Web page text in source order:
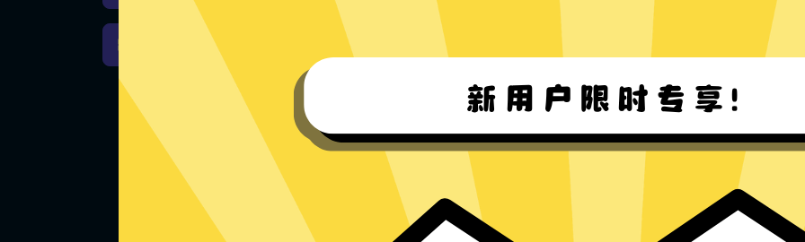
西游加速器Windows下载 西游加速器Mac版下载